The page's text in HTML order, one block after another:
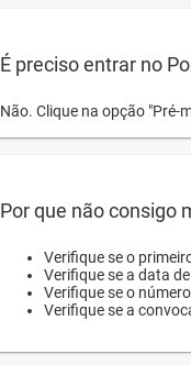
É preciso entrar no
Não. Clique na opção "Pré-
Por que não consigo
Verifique se o
Verifique se a data
Verifique se o
Verifique se a